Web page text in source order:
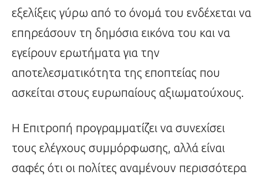
εξελίξεις γύρω από το όνομά του ενδέχεται να
επηρεάσουν τη δημόσια εικόνα του και να
εγείρουν ερωτήματα για την
αποτελεσματικότητα της εποπτείας που
ασκείται στους ευρωπαίους αξιωματούχους.
Η Επιτροπή προγραμματίζει να συνεχίσει
τους ελέγχους συμμόρφωσης, αλλά είναι
σαφές ότι οι πολίτες αναμένουν περισσότερα